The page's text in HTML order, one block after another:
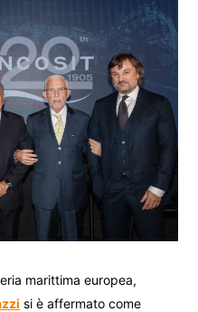
marittima europea,
si è affermato come